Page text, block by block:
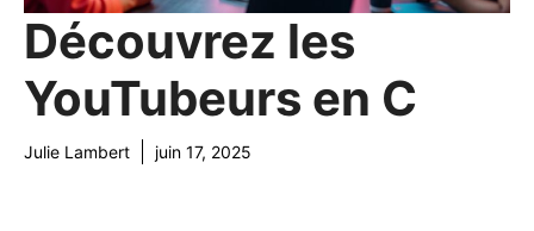
Découvrez les
YouTubeurs en C
Julie Lambert juin 17, 2025